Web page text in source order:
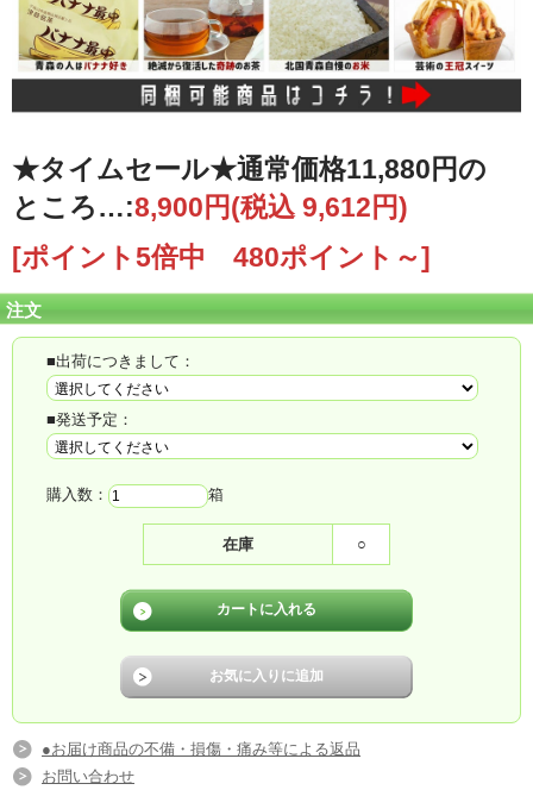
★タイムセール★通常価格11,880円の
ところ…:8,900円(税込 9,612円)
[ポイント5倍中 480ポイント～]
注文
■出荷につきまして：
■発送予定：
購入数： 箱
在庫 ○
●お届け商品の不備・損傷・痛み等による返品
お問い合わせ